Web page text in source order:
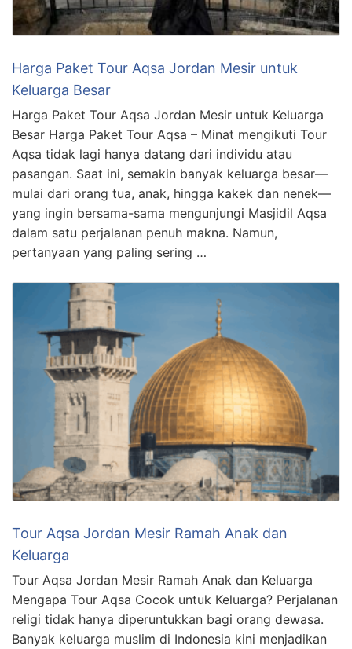
Harga Paket Tour Aqsa Jordan Mesir untuk
Keluarga Besar
Harga Paket Tour Aqsa Jordan Mesir untuk Keluarga
Besar Harga Paket Tour Aqsa – Minat mengikuti Tour
Aqsa tidak lagi hanya datang dari individu atau
pasangan. Saat ini, semakin banyak keluarga besar—
mulai dari orang tua, anak, hingga kakek dan nenek—
yang ingin bersama-sama mengunjungi Masjidil Aqsa
dalam satu perjalanan penuh makna. Namun,
pertanyaan yang paling sering …
Tour Aqsa Jordan Mesir Ramah Anak dan
Keluarga
Tour Aqsa Jordan Mesir Ramah Anak dan Keluarga
Mengapa Tour Aqsa Cocok untuk Keluarga? Perjalanan
religi tidak hanya diperuntukkan bagi orang dewasa.
Banyak keluarga muslim di Indonesia kini menjadikan